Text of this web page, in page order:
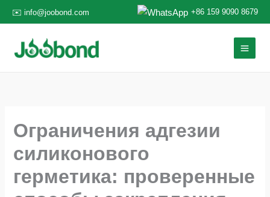
к
содержанию
✉️ info@joobond.com +86 159 9090 8679
Ограничения адгезии
силиконового
герметика: проверенные